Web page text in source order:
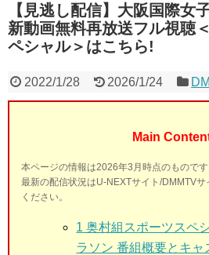
【見逃し配信】大阪国際女
新動画無料再放送フル視聴
ペシャル＞はこちら!
2022/1/28 2026/1/24
Main
本ページの情報は2026年3月時点のものです
最新の配信状況はU-NEXTサイト/DMMTV
ください。
1 奥村組スポーツスペ
ラソン 番組概要とキャ